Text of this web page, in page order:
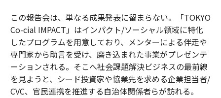
この報告会は、単なる成果発表に留まらない。「TOKYO
Co-cial IMPACT」はインパクト/ソーシャル領域に特化
したプログラムを用意しており、メンターによる伴走や
専門家から助言を受け、磨き込まれた事業がプレゼンテ
ーションされる。そこへ社会課題解決ビジネスの最前線
を見ようと、シード投資家や協業先を求める企業担当者/
CVC、官民連携を推進する自治体関係者らが訪れる。